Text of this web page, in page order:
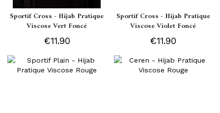
Sportif Cross - Hijab Pratique
Viscose Vert Foncé
€11.90
Sportif Cross - Hijab Pratique
Viscose Violet Foncé
€11.90